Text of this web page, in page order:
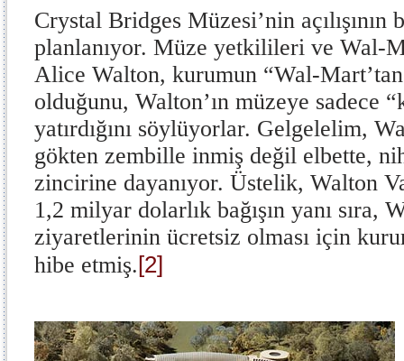
Crystal Bridges Müzesi’nin açılışının
planlanıyor. Müze yetkilileri ve Wal-
Alice Walton, kurumun “Wal-
olduğunu, Walton’ın müzeye sadece
yatırdığını söylüyorlar. Gelgelelim,
gökten zembille inmiş değil elbette,
zincirine dayanıyor. Üstelik, Walton
1,2 milyar dolarlık bağışın yanı sıra,
ziyaretlerinin ücretsiz olması için
hibe etmiş.[2]